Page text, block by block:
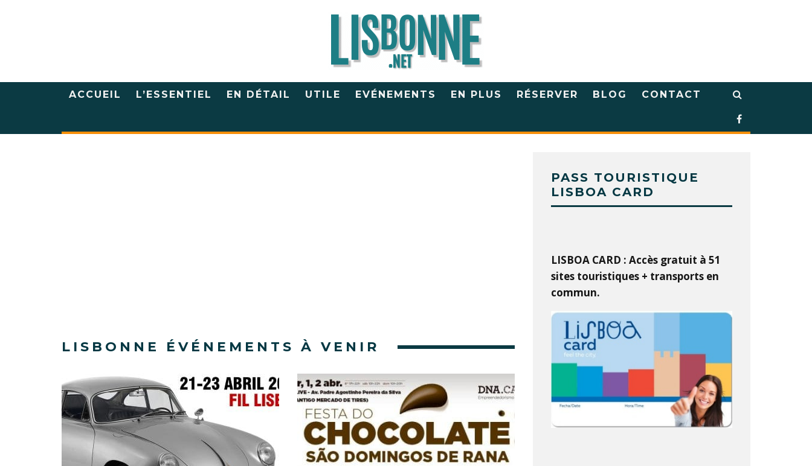
ACCUEIL L’ESSENTIEL EN DÉTAIL UTILE EVÉNEMENTS EN PLUS RÉSERVER BLOG CONTACT
LISBONNE ÉVÉNEMENTS À VENIR
PASS TOURISTIQUE
LISBOA CARD
LISBOA CARD : Accès gratuit à 51
sites touristiques + transports en
commun.